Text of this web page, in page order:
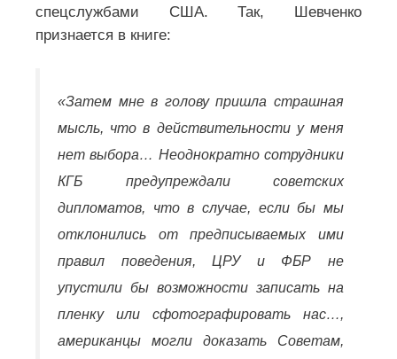
спецслужбами США. Так, Шевченко
признается в книге:
«Затем мне в голову пришла страшная
мысль, что в действительности у меня
нет выбора… Неоднократно сотрудники
КГБ предупреждали советских
дипломатов, что в случае, если бы мы
отклонились от предписываемых ими
правил поведения, ЦРУ и ФБР не
упустили бы возможности записать на
пленку или сфотографировать нас…,
американцы могли доказать Советам,